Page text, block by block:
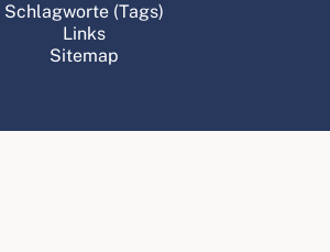
Schlagworte (Tags)
Links
Sitemap